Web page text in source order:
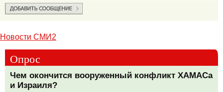
Новости СМИ2
Опрос
Чем окончится вооруженный конфликт ХАМАСа
и Израиля?